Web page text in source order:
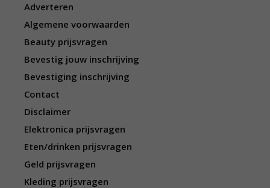
Adverteren
Algemene voorwaarden
Beauty prijsvragen
Bevestig jouw inschrijving
Bevestiging inschrijving
Contact
Disclaimer
Elektronica prijsvragen
Eten/drinken prijsvragen
Geld prijsvragen
Kleding prijsvragen